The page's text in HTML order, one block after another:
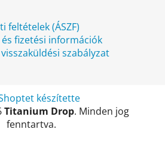
feltételek (ÁSZF)
fizetési információk
szabályzat
készítette
Titanium Drop. Minden jog
fenntartva.